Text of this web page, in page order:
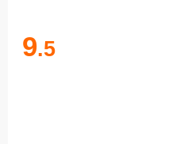
9.5